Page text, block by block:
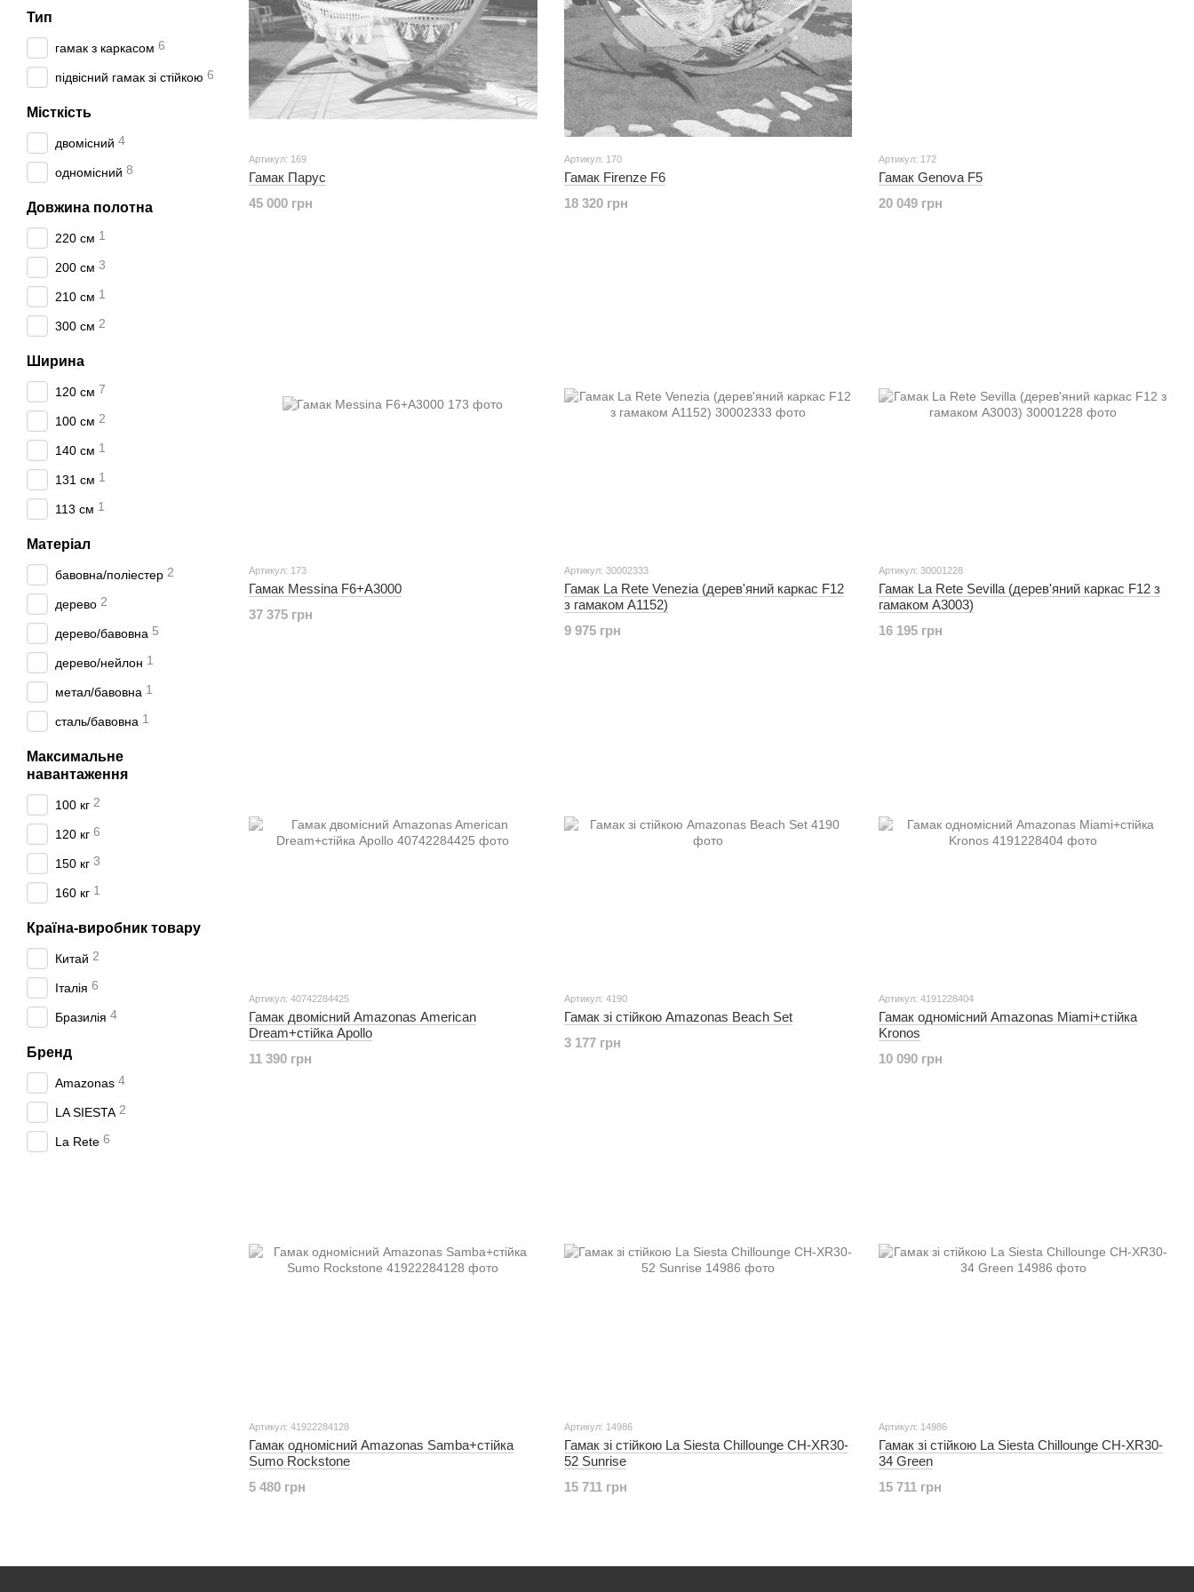
Артикул: 169
Гамак Парус
45 000 грн
Артикул: 170
Гамак Firenze F6
18 320 грн
Артикул: 172
Гамак Genova F5
20 049 грн
Артикул: 173
Гамак Messina F6+A3000
37 375 грн
Артикул: 30002333
Гамак La Rete Venezia (дерев'яний каркас F12
з гамаком A1152)
9 975 грн
Артикул: 30001228
Гамак La Rete Sevilla (дерев'яний каркас F12 з
гамаком A3003)
16 195 грн
Артикул: 40742284425
Гамак двомісний Amazonas American
Dream+стійка Apollo
11 390 грн
Артикул: 4190
Гамак зі стійкою Amazonas Beach Set
3 177 грн
Артикул: 4191228404
Гамак одномісний Amazonas Miami+стійка
Kronos
10 090 грн
Артикул: 41922284128
Гамак одномісний Amazonas Samba+стійка
Sumo Rockstone
5 480 грн
Артикул: 14986
Гамак зі стійкою La Siesta Chillounge CH-XR30-
52 Sunrise
15 711 грн
Артикул: 14986
Гамак зі стійкою La Siesta Chillounge CH-XR30-
34 Green
15 711 грн
Тип
гамак з каркасом 6
підвісний гамак зі стійкою 6
Місткість
двомісний 4
одномісний 8
Довжина полотна
220 см 1
200 см 3
210 см 1
300 см 2
Ширина
120 см 7
100 см 2
140 см 1
131 см 1
113 см 1
Матеріал
бавовна/поліестер 2
дерево 2
дерево/бавовна 5
дерево/нейлон 1
метал/бавовна 1
сталь/бавовна 1
Максимальне
навантаження
100 кг 2
120 кг 6
150 кг 3
160 кг 1
Країна-виробник товару
Китай 2
Італія 6
Бразилія 4
Бренд
Amazonas 4
LA SIESTA 2
La Rete 6